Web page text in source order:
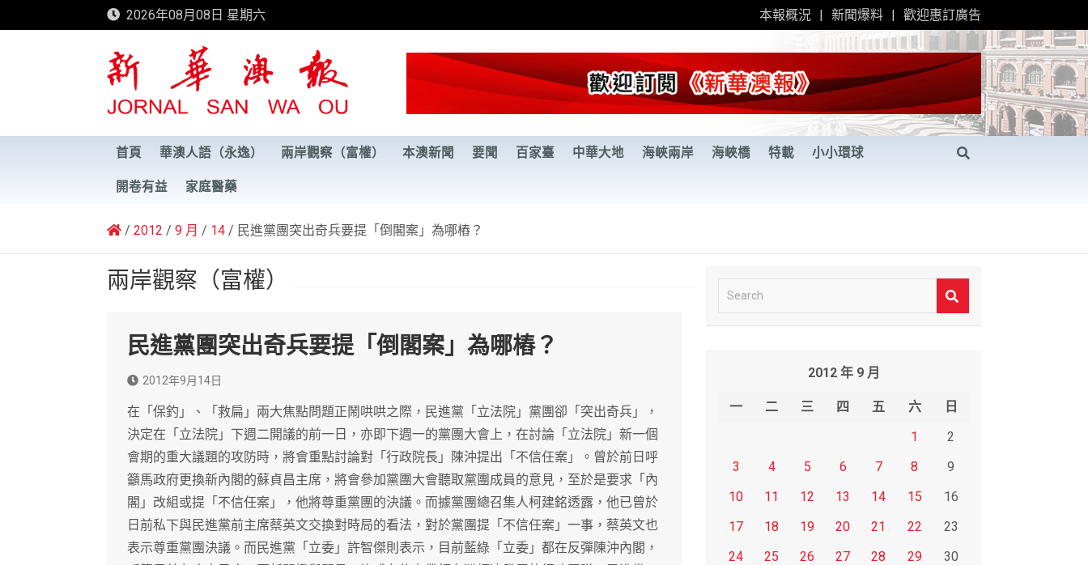
to
2026年08月08日 星期六 本報概況 新聞爆料 歡迎惠訂廣告
新華澳報
首頁 華澳人語（永逸） 兩岸觀察（富權） 本澳新聞 要聞 百家臺 中華大地 海峽兩岸 海峽橋 特載 小小環球
開卷有益 家庭醫藥
2012 9 月 14 民進黨團突出奇兵要提「倒閣案」為哪樁？
兩岸觀察（富權）
民進黨團突出奇兵要提「倒閣案」為哪樁？
2012年9月14日
在「保釣」、「救扁」兩大焦點問題正鬧哄哄之際，民進黨「立法院」黨團卻「突出奇兵」，
決定在「立法院」下週二開議的前一日，亦即下週一的黨團大會上，在討論「立法院」新一個
會期的重大議題的攻防時，將會重點討論對「行政院長」陳沖提出「不信任案」。曾於前日呼
籲馬政府更換新內閣的蘇貞昌主席，將會參加黨團大會聽取黨團成員的意見，至於是要求「內
閣」改組或提「不信任案」，他將尊重黨團的決議。而據黨團總召集人柯建銘透露，他已曾於
日前私下與民進黨前主席蔡英文交換對時局的看法，對於黨團提「不信任案」一事，蔡英文也
表示尊重黨團決議。而民進黨「立委」許智傑則表示，目前藍綠「立委」都在反彈陳沖內閣，
e
2012 年 9 月
一 二 三 四 五 六
日
1
2
3
4 5 6 7 8
9
10
11 12 13 14 15
16
17
18 19 20 21 22
23
24
25 26 27 28 29
30